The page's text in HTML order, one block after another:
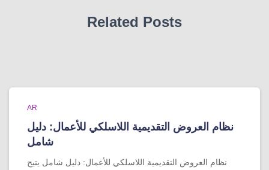
Related Posts
AR
نظام العروض التقديمية اللاسلكي للأعمال: دليل
شامل
نظام العروض التقديمية اللاسلكي للأعمال: دليل شامل يتيح